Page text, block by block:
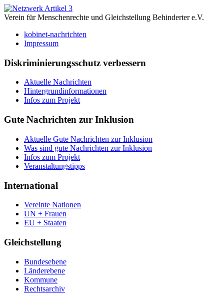
Verein für Menschenrechte und Gleichstellung Behinderter e.V.
kobinet-nachrichten
Impressum
Diskriminierungsschutz verbessern
Aktuelle Nachrichten
Hintergrundinformationen
Infos zum Projekt
Gute Nachrichten zur Inklusion
Aktuelle Gute Nachrichten zur Inklusion
Was sind gute Nachrichten zur Inklusion
Infos zum Projekt
Veranstaltungstipps
International
Vereinte Nationen
UN + Frauen
EU + Staaten
Gleichstellung
Bundesebene
Länderebene
Kommune
Rechtsarchiv